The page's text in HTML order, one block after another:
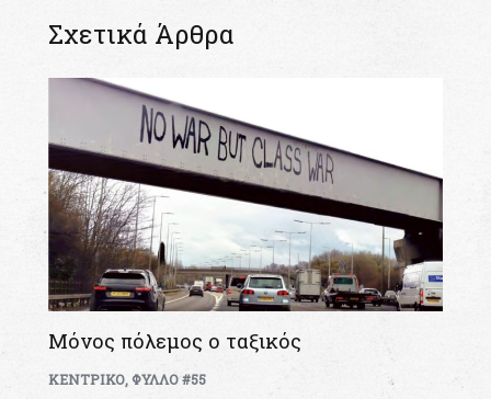
Σχετικά Άρθρα
Μόνος πόλεμος ο ταξικός
ΚΕΝΤΡΙΚΟ,ΦΥΛΛΟ #55